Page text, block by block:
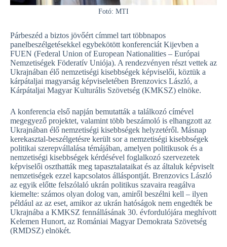
Fotó: MTI
Párbeszéd a biztos jövőért címmel tart többnapos
panelbeszélgetésekkel egybekötött konferenciát Kijevben a
FUEN (Federal Union of European Nationalities – Európai
Nemzetiségek Föderatív Uniója). A rendezvényen részt vettek az
Ukrajnában élő nemzetiségi kisebbségek képviselői, köztük a
kárpátaljai magyarság képviseletében Brenzovics László, a
Kárpátaljai Magyar Kulturális Szövetség (KMKSZ) elnöke.
A konferencia első napján bemutatták a találkozó címével
megegyező projektet, valamint több beszámoló is elhangzott az
Ukrajnában élő nemzetiségi kisebbségek helyzetéről. Másnap
kerekasztal-beszélgetésre került sor a nemzetiségi kisebbségek
politikai szerepvállalása témájában, amelyen politikusok és a
nemzetiségi kisebbségek kérdésével foglalkozó szervezetek
képviselői oszthatták meg tapasztalataikat és az általuk képviselt
nemzetiségek ezzel kapcsolatos álláspontját. Brenzovics László
az egyik előtte felszólaló ukrán politikus szavaira reagálva
kiemelte: számos olyan dolog van, amiről beszélni kell – ilyen
például az az eset, amikor az ukrán hatóságok nem engedték be
Ukrajnába a KMKSZ fennállásának 30. évfordulójára meghívott
Kelemen Hunort, az Romániai Magyar Demokrata Szövetség
(RMDSZ) elnökét.